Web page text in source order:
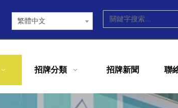
繁體中文
招牌分類 招牌新聞 聯